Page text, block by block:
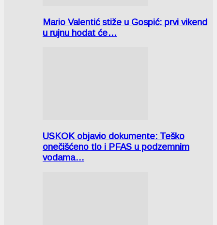
Mario Valentić stiže u Gospić: prvi vikend
u rujnu hodat će…
USKOK objavio dokumente: Teško
onečišćeno tlo i PFAS u podzemnim
vodama…